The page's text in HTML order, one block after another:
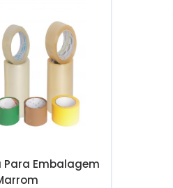
Para Embalagem